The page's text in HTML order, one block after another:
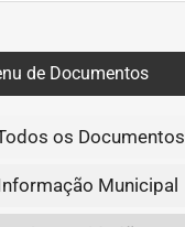
de Documentos
os Documentos
Municipal